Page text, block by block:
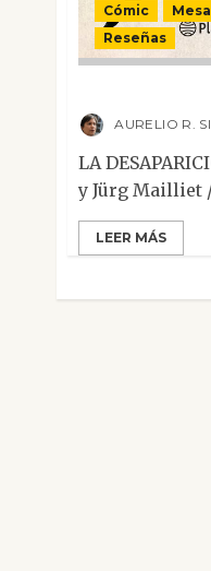
Cómic
Reseñas
AURELIO R.
LA
y Jürg Mailliet
LEER MÁS